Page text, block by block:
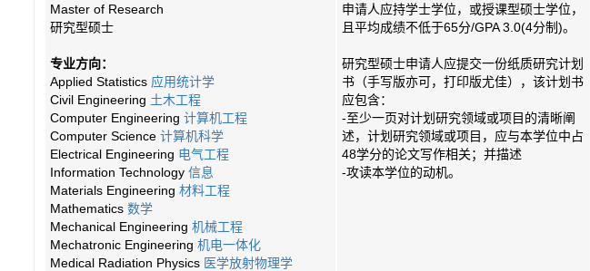
Master of Research
研究型硕士
专业方向：
Applied Statistics 应用统计学
Civil Engineering 土木工程
Computer Engineering 计算机工程
Computer Science 计算机科学
Electrical Engineering 电气工程
Information Technology 信息
Materials Engineering 材料工程
Mathematics 数学
Mechanical Engineering 机械工程
Mechatronic Engineering 机电一体化
Medical Radiation Physics 医学放射物理学
申请人应持学士学位，或授课型硕士学位，
且平均成绩不低于65分/GPA 3.0(4分制)。
研究型硕士申请人应提交一份纸质研究计划
书（手写版亦可，打印版尤佳），该计划书
应包含：
-至少一页对计划研究领域或项目的清晰阐
述，计划研究领域或项目，应与本学位中占
48学分的论文写作相关；并描述
-攻读本学位的动机。